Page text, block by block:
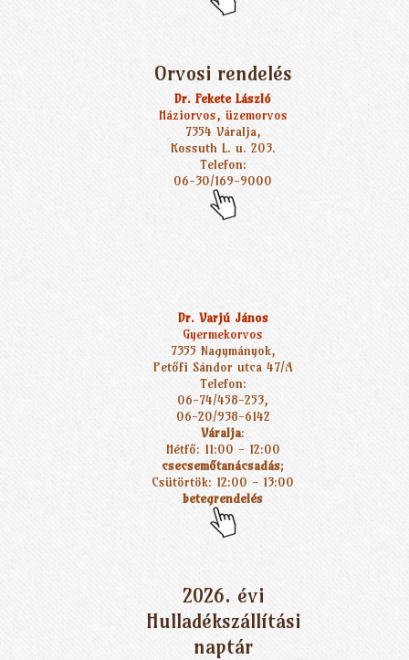
Orvosi rendelés
Dr. Fekete László
Háziorvos, üzemorvos
7354 Váralja,
Kossuth L. u. 203.
Telefon:
06-30/169-9000
Dr. Varjú János
Gyermekorvos
7355 Nagymányok,
Petőfi Sándor utca 47/A
Telefon:
06-74/458-253,
06-20/938-6142
Váralja:
Hétfő: 11:00 - 12:00
csecsemőtanácsadás;
Csütörtök: 12:00 - 13:00
betegrendelés
2026. évi
Hulladékszállítási
naptár